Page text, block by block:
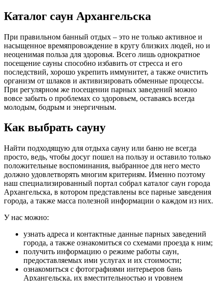
Каталог саун Архангельска
При правильном банный отдых – это не только активное и
насыщенное времяпровождение в кругу близких людей, но и
неоценимая польза для здоровья. Всего лишь однократное
посещение сауны способно избавить от стресса и его
последствий, хорошо укрепить иммунитет, а также очистить
организм от шлаков и активизировать обменные процессы.
При регулярном же посещении парных заведений можно
вовсе забыть о проблемах со здоровьем, оставаясь всегда
молодым, бодрым и энергичным.
Как выбрать сауну
Найти подходящую для отдыха сауну или баню не всегда
просто, ведь, чтобы досуг пошел на пользу и оставило только
положительные воспоминания, выбранное для него место
должно удовлетворять многим критериям. Именно поэтому
наш специализированный портал собрал каталог саун города
Архангельска, в котором представлены все парные заведения
города, а также масса полезной информации о каждом из них.
У нас можно:
узнать адреса и контактные данные парных заведений
города, а также ознакомиться со схемами проезда к ним;
получить информацию о режиме работы саун,
предоставляемых ими услугах и их стоимости;
ознакомиться с фотографиями интерьеров бань
Архангельска, их вместительностью и уровнем